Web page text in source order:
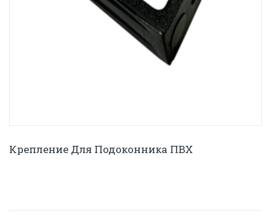
Крепление Для Подоконника ПВХ